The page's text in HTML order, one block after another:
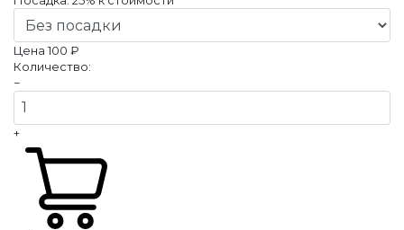
Цена 100 ₽
Количество:
−
+